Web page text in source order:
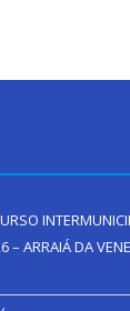
– ARRAIÁ DA